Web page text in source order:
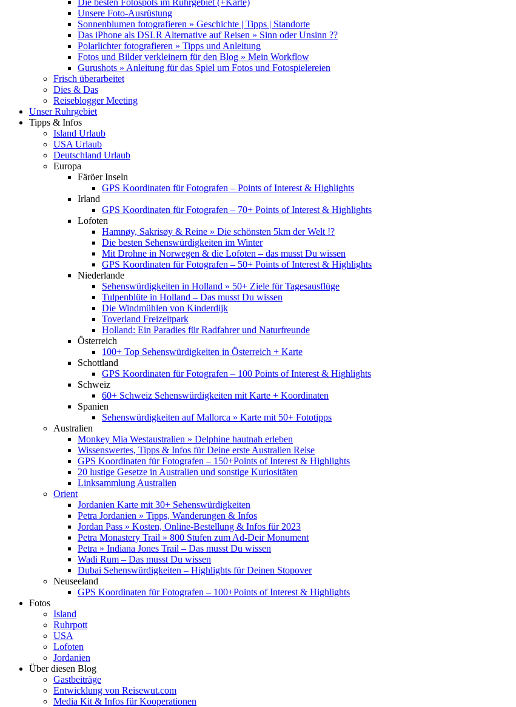
Die besten Fotospots im Ruhrgebiet (+Karte)
Unsere Foto-Ausrüstung
Sonnenblumen fotografieren » Geschichte | Tipps | Standorte
Das iPhone als DSLR Alternative auf Reisen » Sinn oder Unsinn ??
Polarlichter fotografieren » Tipps und Anleitung
Fotos und Bilder verkleinern für den Blog » Mein Workflow
Gurushots » Anleitung für das Spiel um Fotos und Fotospielereien
Frisch überarbeitet
Dies & Das
Reiseblogger Meeting
Unser Ruhrgebiet
Tipps & Infos
Island Urlaub
USA Urlaub
Deutschland Urlaub
Europa
Färöer Inseln
GPS Koordinaten für Fotografen – Points of Interest & Highlights
Irland
GPS Koordinaten für Fotografen – 70+ Points of Interest & Highlights
Lofoten
Hamnøy, Sakrisøy & Reine » Die schönsten 5km der Welt !?
Die besten Sehenswürdigkeiten im Winter
Mit Drohne in Norwegen & die Lofoten – das musst Du wissen
GPS Koordinaten für Fotografen – 50+ Points of Interest & Highlights
Niederlande
Sehenswürdigkeiten in Holland » 50+ Ziele für Tagesausflüge
Tulpenblüte in Holland – Das musst Du wissen
Die Windmühlen von Kinderdijk
Toverland Freizeitpark
Holland: Ein Paradies für Radfahrer und Naturfreunde
Österreich
100+ Top Sehenswürdigkeiten in Österreich + Karte
Schottland
GPS Koordinaten für Fotografen – 100 Points of Interest & Highlights
Schweiz
60+ Schweiz Sehenswürdigkeiten mit Karte + Koordinaten
Spanien
Sehenswürdigkeiten auf Mallorca » Karte mit 50+ Fototipps
Australien
Monkey Mia Westaustralien » Delphine hautnah erleben
Wissenswertes, Tipps & Infos für Deine erste Australien Reise
GPS Koordinaten für Fotografen – 150+Points of Interest & Highlights
20 lustige Gesetze in Australien und sonstige Kuriositäten
Linksammlung Australien
Orient
Jordanien Karte mit 30+ Sehenswürdigkeiten
Petra Jordanien » Tipps, Wanderungen & Infos
Jordan Pass » Kosten, Online-Bestellung & Infos für 2023
Petra Monastery Trail » 800 Stufen zum Ad-Deir Monument
Petra » Indiana Jones Trail – Das musst Du wissen
Wadi Rum – Das musst Du wissen
Dubai Sehenswürdigkeiten – Highlights für Deinen Stopover
Neuseeland
GPS Koordinaten für Fotografen – 100+Points of Interest & Highlights
Fotos
Island
Ruhrpott
USA
Lofoten
Jordanien
Über diesen Blog
Gastbeiträge
Entwicklung von Reisewut.com
Media Kit & Infos für Kooperationen